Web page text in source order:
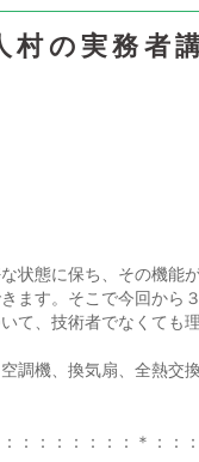
の実務者
態に保ち、その機能
ます。そこで今回から
て、技術者でなくても
調機、換気扇、全熱交
：：：：：：：＊：：